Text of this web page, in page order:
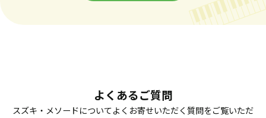
よくあるご質問
スズキ・メソードについてよくお寄せいただく質問をご覧いただ